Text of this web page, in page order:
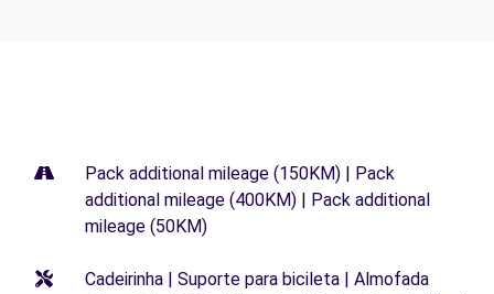
Pack additional mileage (150KM) | Pack
additional mileage (400KM) | Pack additional
mileage (50KM)
Cadeirinha | Suporte para bicileta | Almofada